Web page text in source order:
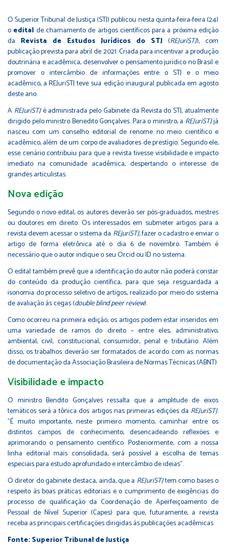
O Superior Tribunal de Justiça (STJ) publicou nesta quinta-feira-feira (24)
o edital​ de chamamento de artigos científicos para a próxima edição
da Revista de Estudo​s Jurídicos do STJ (REJuriSTJ), com
publicação prevista para abril de 2021. Criada para incentivar a produção
doutrinária e acadêmica, desenvolver o pensamento jurídico no Brasil e
promover o intercâmbio de informações entre o STJ e o meio
acadêmico, a REJuriSTJ teve sua edição inaugural publicada em agosto
deste ano.
A REJuriSTJé administrada pelo Gabinete da Revista do STJ, atualmente
dirigido pelo ministro Benedito Gonçalves. Para o ministro, a REJuriSTJjá
nasceu com um conselho editorial de renome no meio científico e
acadêmico, além de um corpo de avaliadores de prestígio. Segundo ele,
esse cenário contribuiu para que a revista tivesse visibilidade e impacto
imediato na comunidade acadêmica, despertando o interesse de
grandes articulistas.
Nova ed​​​ição
Segundo o novo edital, os autores deverão ser pós-graduados, mestres
ou doutores em direito. Os interessados em submeter artigos para a
revista devem acessar o sistema da REjuriSTJ, fazer o cadastro e enviar o
artigo de forma eletrônica até o dia 6 de novembro. Também é
necessário que o autor indique o seu Orcid ou ID no sistema.
O edital também prevê que a identificação do autor não poderá constar
do conteúdo da produção científica, para que seja resguardada a
isonomia do processo seletivo de artigos, realizado por meio do sistema
de avaliação às cegas (double blind peer review).
Como ocorreu na primeira edição, os artigos podem estar inseridos em
uma variedade de ramos do direito – entre eles, administrativo,
ambiental, civil, constitucional, consumidor, penal e tributário. Além
disso, os trabalhos deverão ser formatados de acordo com as normas
de documentação da Associação Brasileira de Normas Técnicas (ABNT).
Visibilidade e imp​​a​cto
O ministro Bendito Gonçalves ressalta que a amplitude de eixos
temáticos será a tônica dos artigos nas primeiras edições da REJuriSTJ.
"É muito importante, neste primeiro momento, caminhar entre os
distintos campos de conhecimento, desencadeando reflexões e
aprimorando o pensamento científico. Posteriormente, com a nossa
linha editorial mais consolidada, será possível a escolha de temas
especiais para estudo aprofundado e intercâmbio de ideias".
O diretor do gabinete destaca, ainda, que a REJuriSTJtem como bases o
respeito às boas práticas editoriais e o cumprimento de exigências do
processo de qualificação da Coordenação de Aperfeiçoamento de
Pessoal de Nível Superior (Capes) para que, futuramente, a revista
receba as principais certificações dirigidas às publicações acadêmicas.
Fonte: Superior Tribunal de Justiça